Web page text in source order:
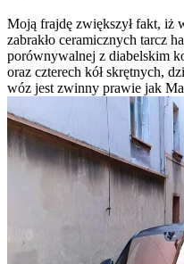
Moją frajdę zwiększył fakt, iż
zabrakło ceramicznych tarcz
porównywalnej z diabelskim
oraz czterech kół skrętnych,
wóz jest zwinny prawie jak